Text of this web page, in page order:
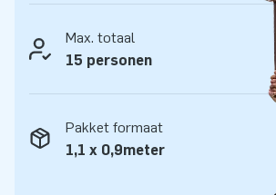
service en levering. Daarom noemen ze
‘creators of greatness’!
Max. totaal
15 personen
Pakket formaat
1,1 x 0,9meter